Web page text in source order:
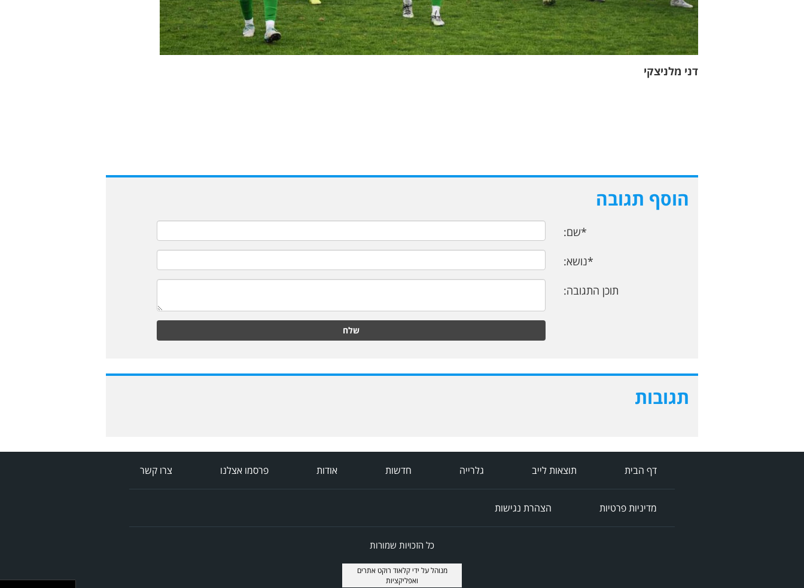
דני מלניצקי
הוסף תגובה
*שם:
*נושא:
תוכן התגובה:
שלח
תגובות
דף הבית תוצאות לייב גלרייה חדשות אודות פרסמו אצלנו צרו קשר
מדיניות פרטיות הצהרת נגישות
כל הזכויות שמורות
מנוהל על ידיקלאוד רוקט אתרים
ואפליקציות